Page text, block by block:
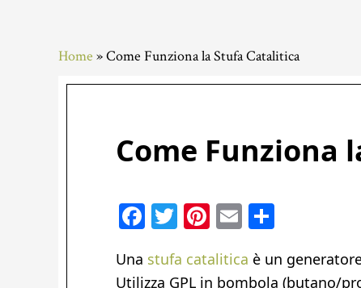
Home »Come Funziona la Stufa Catalitica
Come Funziona
Facebook
Twitter
Pinterest
Email
Una stufa catalitica è un
Utilizza GPL in bombola (butano/